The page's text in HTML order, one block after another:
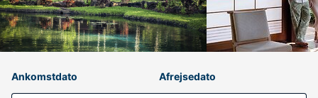
Ankomstdato Afrejsedato